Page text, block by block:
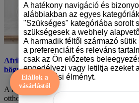
Afrikai oroszlánkutya (rhodesian
bögre
A karácsony az év egyik legvarázslatosabb
otthon melegségében ücsörögve, a szere..
Elállok a
vásárlástól
A hatékony navigáció és
alábbiakban az egyes
"Szükséges" kategóriába sorolt
szükségesek a webhely
A harmadik féltől származó
a preferenciáit és releváns
csak az Ön előzetes
engedélyezi vagy letiltja ezeket
böngészési élményt.